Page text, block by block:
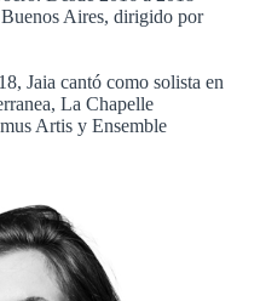
Aires, dirigido por
Jaia cantó como solista en
La Chapelle
Artis y Ensemble